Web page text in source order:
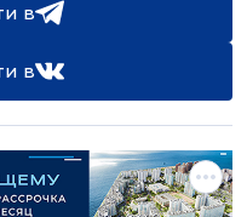
в
в